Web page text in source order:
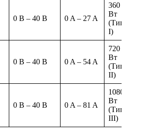
0 B – 40 B 0 A – 27 A
360
Вт
(Тип
I)
0 B – 40 B 0 A – 54 A
720
Вт
(Тип
II)
0 B – 40 B 0 A – 81 A
1080
Вт
(Тип
III)